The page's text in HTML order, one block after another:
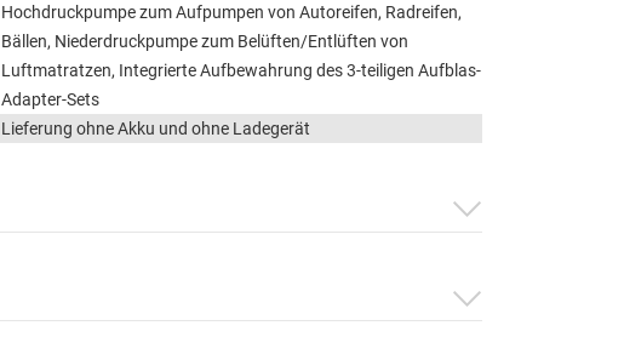
Hochdruckpumpe zum Aufpumpen von Autoreifen, Radreifen,
Bällen, Niederdruckpumpe zum Belüften/Entlüften von
Luftmatratzen, Integrierte Aufbewahrung des 3-teiligen Aufblas-
Adapter-Sets
Lieferung ohne Akku und ohne Ladegerät